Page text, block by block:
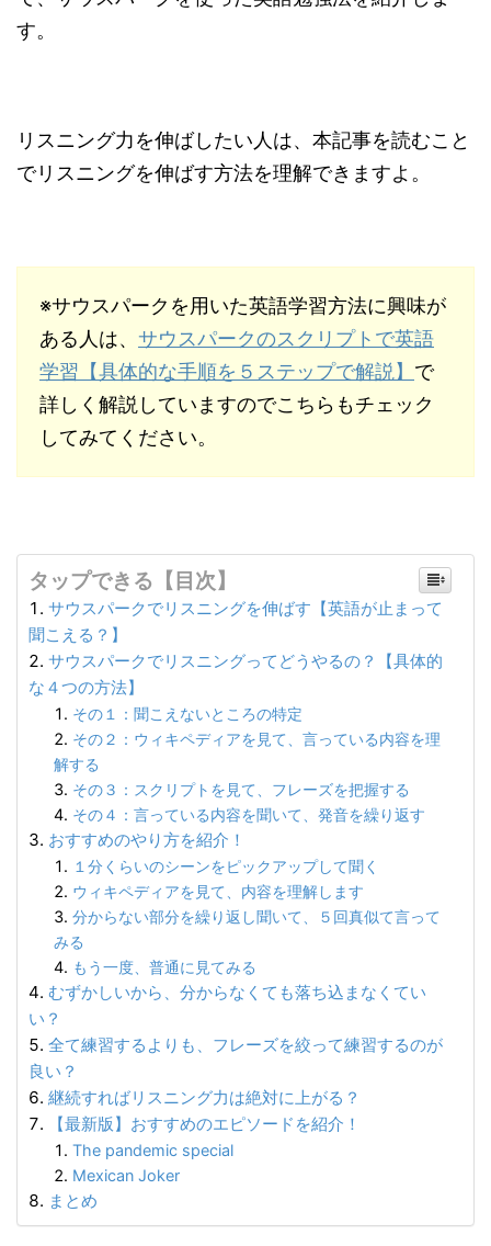
す。
リスニング力を伸ばしたい人は、本記事を読むこと
でリスニングを伸ばす方法を理解できますよ。
※サウスパークを用いた英語学習方法に興味が
ある人は、 サウスパークのスクリプトで英語
学習【具体的な手順を５ステップで解説】 で
詳しく解説していますのでこちらもチェック
してみてください。
タップできる【目次】
サウスパークでリスニングを伸ばす【英語が止まって
聞こえる？】
サウスパークでリスニングってどうやるの？【具体的
な４つの方法】
その１：聞こえないところの特定
その２：ウィキペディアを見て、言っている内容を理
解する
その３：スクリプトを見て、フレーズを把握する
その４：言っている内容を聞いて、発音を繰り返す
おすすめのやり方を紹介！
１分くらいのシーンをピックアップして聞く
ウィキペディアを見て、内容を理解します
分からない部分を繰り返し聞いて、５回真似て言って
みる
もう一度、普通に見てみる
むずかしいから、分からなくても落ち込まなくてい
い？
全て練習するよりも、フレーズを絞って練習するのが
良い？
継続すればリスニング力は絶対に上がる？
【最新版】おすすめのエピソードを紹介！
The pandemic special
Mexican Joker
まとめ